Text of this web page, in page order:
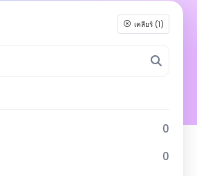
เคลียร์ (1)
0
0